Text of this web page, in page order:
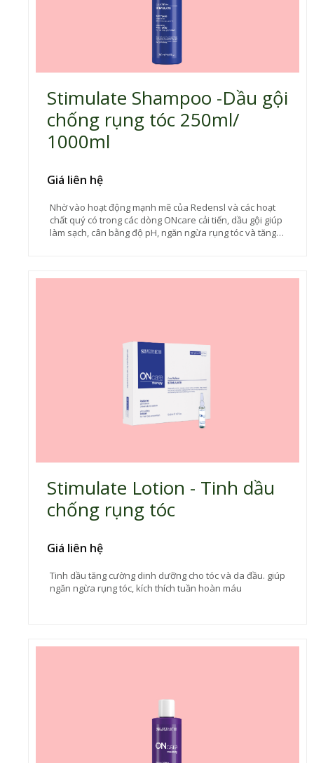
Stimulate Shampoo -Dầu gội
chống rụng tóc 250ml/
1000ml
Giá liên hệ
Nhờ vào hoạt động mạnh mẽ của Redensl và các hoạt
chất quý có trong các dòng ONcare cải tiến, dầu gội giúp
làm sạch, cân bằng độ pH, ngăn ngừa rụng tóc và tăng
Stimulate Lotion - Tinh dầu
chống rụng tóc
Giá liên hệ
Tinh dầu tăng cường dinh dưỡng cho tóc và da đầu. giúp
ngăn ngừa rụng tóc, kích thích tuần hoàn máu